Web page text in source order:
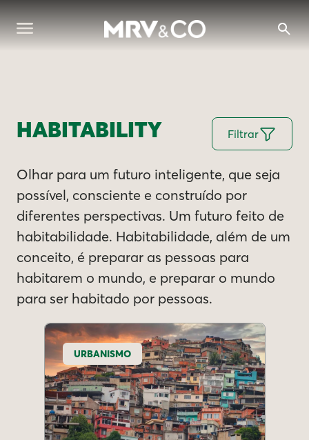
HABITABILITY Filtrar
Olhar para um futuro inteligente, que seja
possível, consciente e construído por
diferentes perspectivas. Um futuro feito de
habitabilidade. Habitabilidade, além de um
conceito, é preparar as pessoas para
habitarem o mundo, e preparar o mundo
para ser habitado por pessoas.
URBANISMO